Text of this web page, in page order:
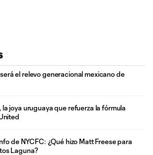
el relevo generacional mexicano de
la joya uruguaya que refuerza la fórmula
de NYCFC: ¿Qué hizo Matt Freese para
Laguna?